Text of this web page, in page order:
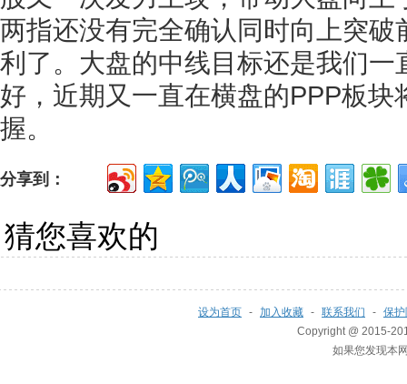
两指还没有完全确认同时向上突
利了。大盘的中线目标还是我们
好，近期又一直在横盘的PPP板
握。
分享到：
猜您喜欢的
设为首页 - 加入收藏 - 联系我们 - 保
Copyright @ 2015-
如果您发现本